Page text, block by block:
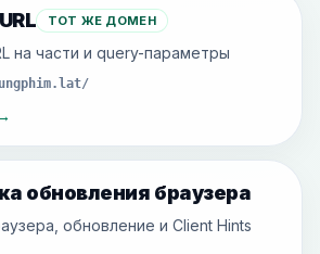
ТОТ ЖЕ ДОМЕН
на части и query-параметры
обновления браузера
обновление и Client Hints